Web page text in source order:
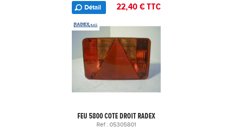
Détail 22,40 € TTC
FEU 5800 COTE DROIT RADEX
Réf : 05305801